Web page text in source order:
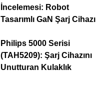
İncelemesi: Robot
Tasarımlı GaN Şarj Cihazı
Philips 5000 Serisi
(TAH5209): Şarj Cihazını
Unutturan Kulaklık